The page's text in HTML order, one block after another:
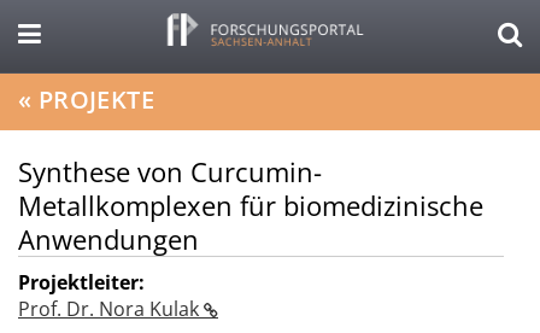
« PROJEKTE
Synthese von Curcumin-
Metallkomplexen für biomedizinische
Anwendungen
Projektleiter:
Prof. Dr. Nora Kulak